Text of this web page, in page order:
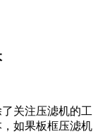
关注压滤机的工
如果板框压滤机